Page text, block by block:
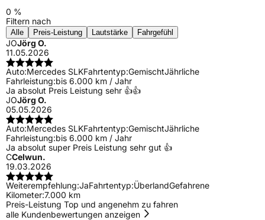
0 %
Filtern nach
Alle Preis-Leistung Lautstärke Fahrgefühl
JOJörg O.
11.05.2026
Auto:Mercedes SLKFahrtentyp:GemischtJährliche
Fahrleistung:bis 6.000 km / Jahr
Ja absolut Preis Leistung sehr 👍👍
JOJörg O.
05.05.2026
Auto:Mercedes SLKFahrtentyp:GemischtJährliche
Fahrleistung:bis 6.000 km / Jahr
Ja absolut super Preis Leistung sehr gut 👍
CCelwun.
19.03.2026
Weiterempfehlung:JaFahrtentyp:ÜberlandGefahrene
Kilometer:7.000 km
Preis-Leistung Top und angenehm zu fahren
alle Kundenbewertungen anzeigen